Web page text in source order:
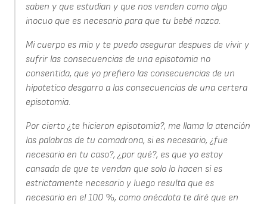
saben y que estudian y que nos venden como algo
inocuo que es necesario para que tu bebé nazca.
Mi cuerpo es mio y te puedo asegurar despues de vivir y
sufrir las consecuencias de una episotomia no
consentida, que yo prefiero las consecuencias de un
hipotetico desgarro a las consecuencias de una certera
episotomia.
Por cierto ¿te hicieron episotomia?, me llama la atención
las palabras de tu comadrona, si es necesario, ¿fue
necesario en tu caso?, ¿por qué?, es que yo estoy
cansada de que te vendan que solo lo hacen si es
estrictamente necesario y luego resulta que es
necesario en el 100 %, como anécdota te diré que en